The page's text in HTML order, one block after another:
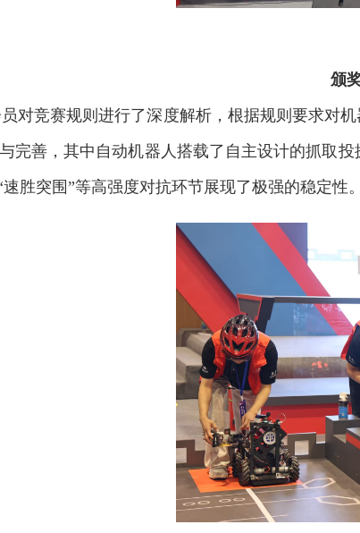
颁
对竞赛规则进行了深度解析，根据规则要求对
完善，其中自动机器人搭载了自主设计的抓取
速胜突围”等高强度对抗环节展现了极强的稳定性